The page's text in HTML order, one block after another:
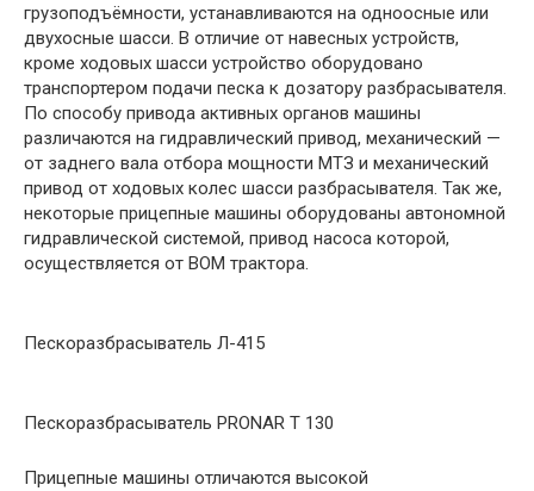
грузоподъёмности, устанавливаются на одноосные или
двухосные шасси. В отличие от навесных устройств,
кроме ходовых шасси устройство оборудовано
транспортером подачи песка к дозатору разбрасывателя.
По способу привода активных органов машины
различаются на гидравлический привод, механический —
от заднего вала отбора мощности МТЗ и механический
привод от ходовых колес шасси разбрасывателя. Так же,
некоторые прицепные машины оборудованы автономной
гидравлической системой, привод насоса которой,
осуществляется от ВОМ трактора.
Пескоразбрасыватель Л-415
Пескоразбрасыватель PRONAR T 130
Прицепные машины отличаются высокой